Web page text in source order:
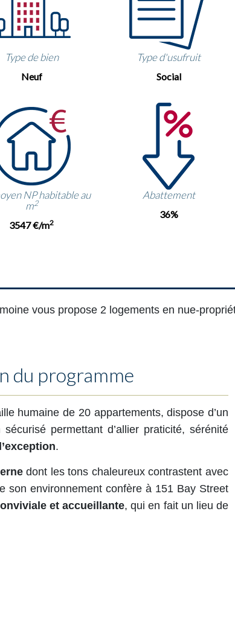
Type de bien
Neuf
Type d'usufruit
Social
NP habitable au
m2
3547 €/m2
Abattement
36%
vous propose 2 logements en nue-
du programme
humaine de 20 appartements, dispose d’un
permettant d’allier praticité, sérénité
.
dont les tons chaleureux contrastent avec
son environnement confère à 151 Bay Street
et accueillante, qui en fait un lieu de